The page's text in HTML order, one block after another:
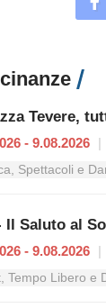
- 9.08.2026 |
Il Saluto al
- 9.08.2026 |